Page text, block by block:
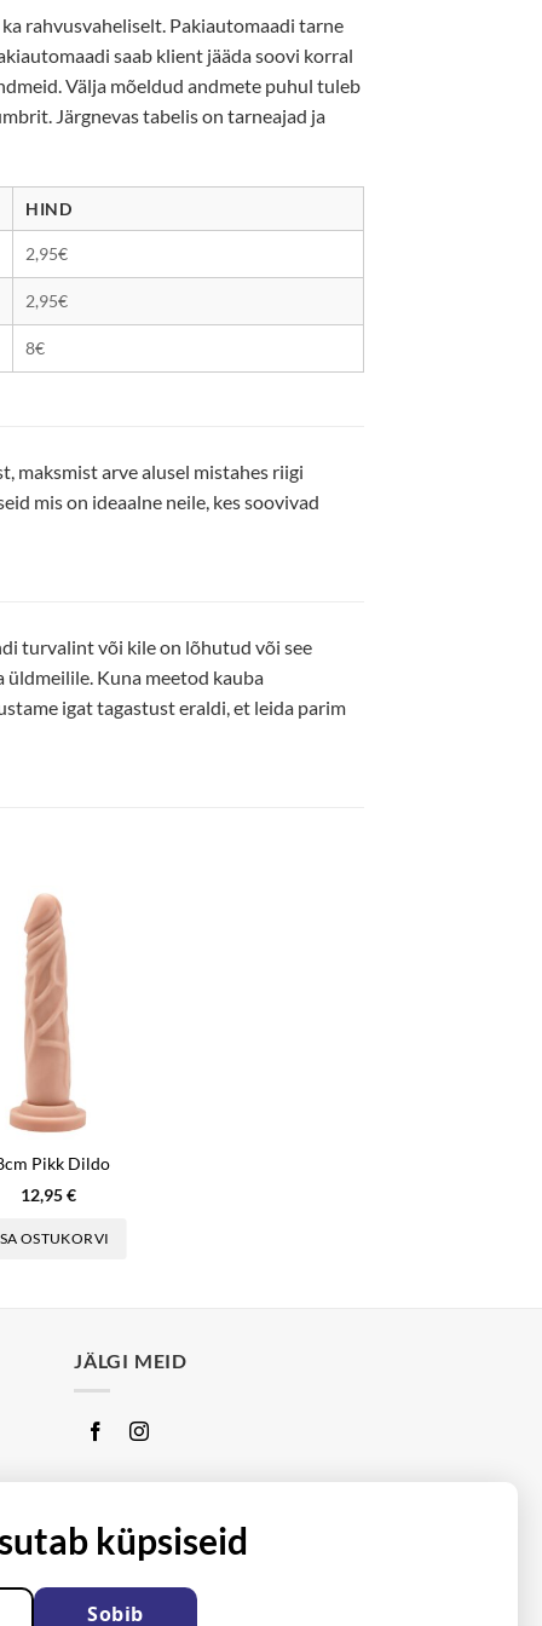
rahvusvaheliselt. Pakiautomaadi tarne
saab klient jääda soovi korral
Välja mõeldud andmete puhul tuleb
Järgnevas tabelis on tarneajad ja
HIND
2,95€
2,95€
8€
maksmist arve alusel mistahes riigi
mis on ideaalne neile, kes soovivad
turvalint või kile on lõhutud või see
üldmeilile. Kuna meetod kauba
igat tagastust eraldi, et leida parim
Pikk Dildo
12,95€
OSTUKORVI
JÄLGI MEID
küpsiseid
Sobib